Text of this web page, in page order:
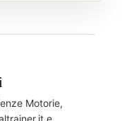
Motorie,